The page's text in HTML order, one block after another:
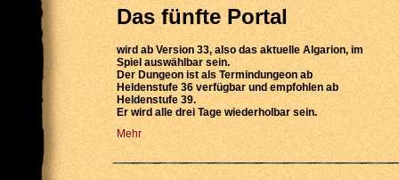
Das fünfte Portal
wirdab Version 33, also das aktuelle Algarion, im
Spiel auswählbar sein.
Der Dungeon ist alsTermindungeon ab
Heldenstufe 36 verfügbar und empfohlen ab
Heldenstufe 39.
Er wirdalle drei Tage wiederholbarsein.
Mehr